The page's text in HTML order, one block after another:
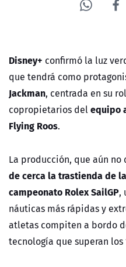
Disney+ confirmó la luz
que tendrá como
Jackman, centrada en su
copropietarios delequipo
Flying Roos.
La producción, que aún
de cerca la trastienda de
campeonato Rolex SailGP,
náuticas más rápidas y
atletas compiten a bordo
tecnología que superan